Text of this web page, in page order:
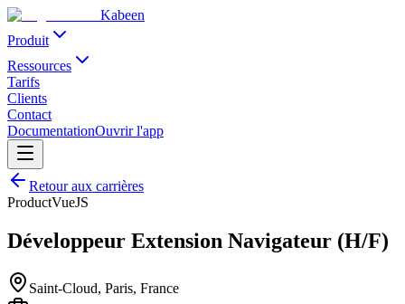
Kabeen
Produit
Ressources
Tarifs
Clients
Contact
DocumentationOuvrir l'app
Retour aux carrières
ProductVueJS
Développeur Extension Navigateur (H/F)
Saint-Cloud, Paris, France